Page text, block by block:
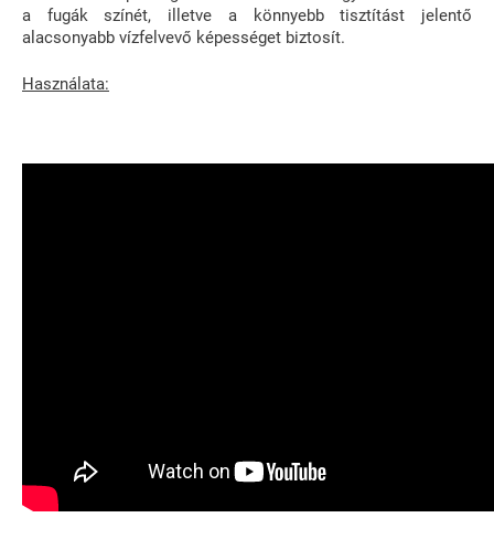
a fugák színét, illetve a könnyebb tisztítást jelentő
alacsonyabb vízfelvevő képességet biztosít.
Használata: